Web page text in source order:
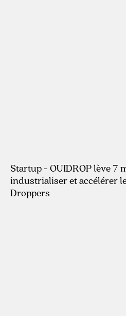
22.4.2026
Startup - OUIDROP lève 7
industrialiser et accélérer
Droppers